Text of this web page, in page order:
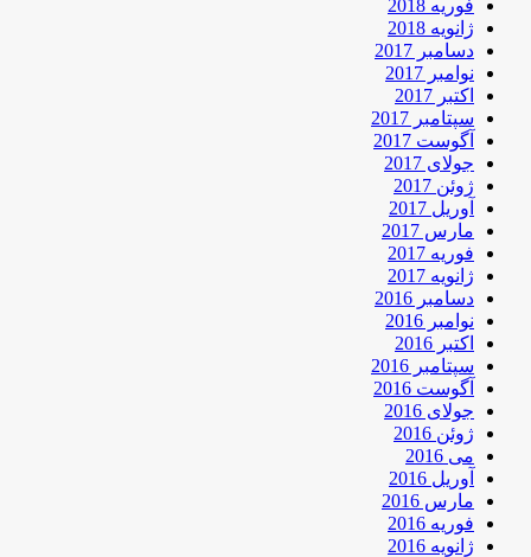
فوریه 2018
ژانویه 2018
دسامبر 2017
نوامبر 2017
اکتبر 2017
سپتامبر 2017
آگوست 2017
جولای 2017
ژوئن 2017
آوریل 2017
مارس 2017
فوریه 2017
ژانویه 2017
دسامبر 2016
نوامبر 2016
اکتبر 2016
سپتامبر 2016
آگوست 2016
جولای 2016
ژوئن 2016
می 2016
آوریل 2016
مارس 2016
فوریه 2016
ژانویه 2016